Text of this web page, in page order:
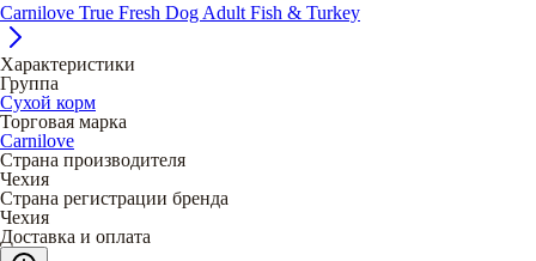
Carnilove True Fresh Dog Adult Fish & Turkey
Характеристики
Группа
Сухой корм
Торговая марка
Carnilove
Страна производителя
Чехия
Страна регистрации бренда
Чехия
Доставка и оплата